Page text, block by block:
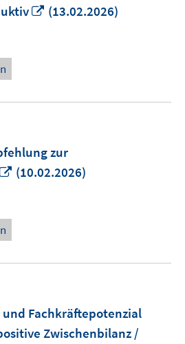
In
(13.02.2026)
zur
In
(10.02.2026)
Fachkräftepotenzial
Zwischenbilanz /